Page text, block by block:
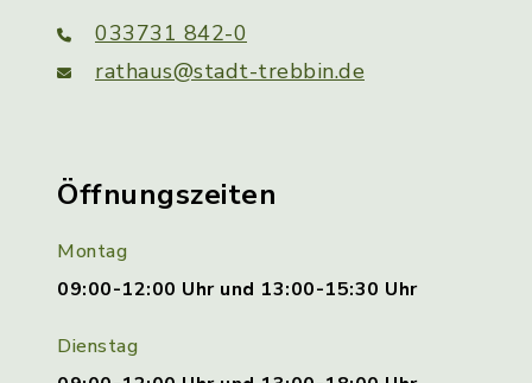
033731 842-0
rathaus@stadt-trebbin.de
Öffnungszeiten
Montag
09:00-12:00 Uhr und 13:00-15:30 Uhr
Dienstag